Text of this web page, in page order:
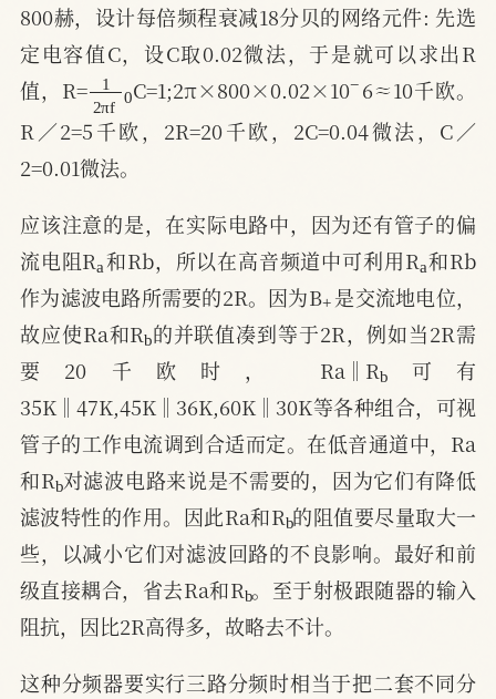
800赫，设计每倍频程衰减18分贝的网络元件: 先选
定电容值C，设C取0.02微法，于是就可以求出R
值，R=12π0 C=1;2π×800×0.02×10−6≈10千欧。
R／2=5千欧，2R=20千欧，2C=0.04微法，C／
2=0.01微法。
应该注意的是，在实际电路中，因为还有管子的偏
流电阻Ra和Rb，所以在高音频道中可利用Ra和Rb
作为滤波电路所需要的2R。因为B +是交流地电位，
故应使Ra和Rb的并联值凑到等于2R，例如当2R需
要20千欧时， Ra‖Rb可有
35K‖47K,45K‖36K,60K‖30K等各种组合，可视
管子的工作电流调到合适而定。在低音通道中，Ra
和R b
对滤波电路来说是不需要的，因为它们有降低
滤波特性的作用。因此Ra和Rb的阻值要尽量取大一
些，以减小它们对滤波回路的不良影响。最好和前
级直接耦合，省去Ra和Rb。至于射极跟随器的输入
阻抗，因比2R高得多，故略去不计。
这种分频器要实行三路分频时相当于把二套不同分